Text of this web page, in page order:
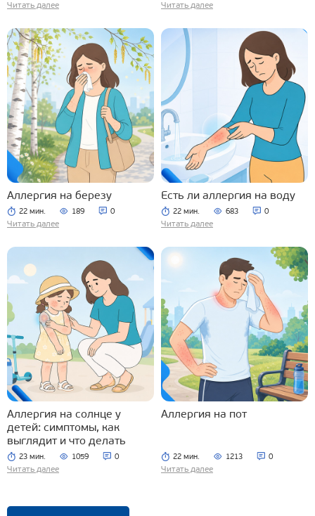
Читать далее Читать далее
Аллергия на березу
22 мин. 189 0
Читать далее
Есть ли аллергия на воду
22 мин. 683 0
Читать далее
Аллергия на солнце у
детей: симптомы, как
выглядит и что делать
23 мин. 1059 0
Читать далее
Аллергия на пот
22 мин. 1213 0
Читать далее